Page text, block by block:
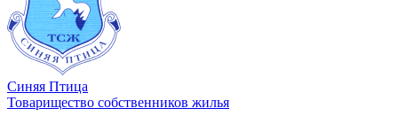
Синяя Птица
Товарищество собственников жилья